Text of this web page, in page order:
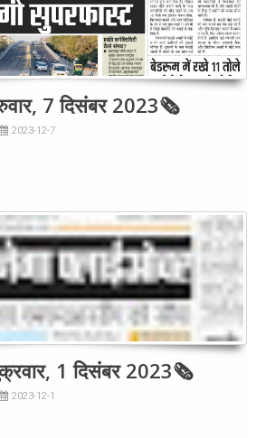
7 दिसंबर 2023🗞
2023-12-7
1 दिसंबर 2023🗞
2023-12-1